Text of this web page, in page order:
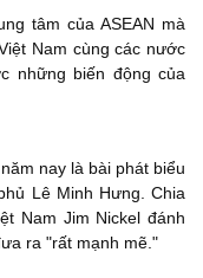
tâm của ASEAN mà
Nam cùng các nước
những biến động của
nay là bài phát biểu
Lê Minh Hưng. Chia
Nam Jim Nickel đánh
ra "rất mạnh mẽ."